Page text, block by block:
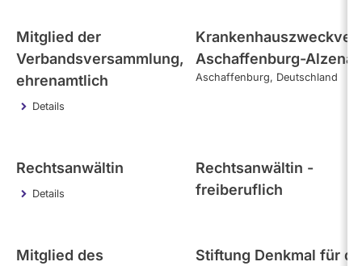
Mitglied der
Verbandsversammlung,
ehrenamtlich
Details
Aschaffenburg-Alzenau
Aschaffenburg Deutschland
Rechtsanwältin
Details
Rechtsanwältin -
freiberuflich
Mitglied des
Stiftung Denkmal für